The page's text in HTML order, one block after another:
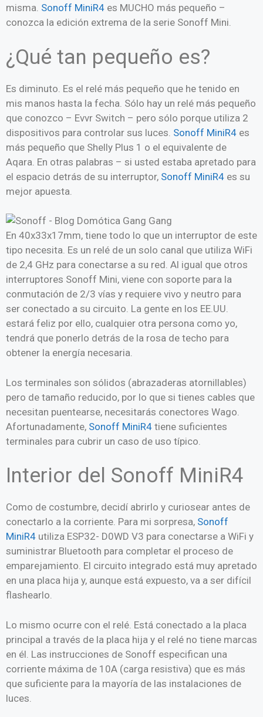
misma. Sonoff MiniR4 es MUCHO más pequeño –
conozca la edición extrema de la serie Sonoff Mini.
¿Qué tan pequeño es?
Es diminuto. Es el relé más pequeño que he tenido en
mis manos hasta la fecha. Sólo hay un relé más pequeño
que conozco – Evvr Switch – pero sólo porque utiliza 2
dispositivos para controlar sus luces. Sonoff MiniR4 es
más pequeño que Shelly Plus 1 o el equivalente de
Aqara. En otras palabras – si usted estaba apretado para
el espacio detrás de su interruptor, Sonoff MiniR4 es su
mejor apuesta.
En 40x33x17mm, tiene todo lo que un interruptor de este
tipo necesita. Es un relé de un solo canal que utiliza WiFi
de 2,4 GHz para conectarse a su red. Al igual que otros
interruptores Sonoff Mini, viene con soporte para la
conmutación de 2/3 vías y requiere vivo y neutro para
ser conectado a su circuito. La gente en los EE.UU.
estará feliz por ello, cualquier otra persona como yo,
tendrá que ponerlo detrás de la rosa de techo para
obtener la energía necesaria.
Los terminales son sólidos (abrazaderas atornillables)
pero de tamaño reducido, por lo que si tienes cables que
necesitan puentearse, necesitarás conectores Wago.
Afortunadamente, Sonoff MiniR4 tiene suficientes
terminales para cubrir un caso de uso típico.
Interior del Sonoff MiniR4
Como de costumbre, decidí abrirlo y curiosear antes de
conectarlo a la corriente. Para mi sorpresa, Sonoff
MiniR4 utiliza ESP32- D0WD V3 para conectarse a WiFi y
suministrar Bluetooth para completar el proceso de
emparejamiento. El circuito integrado está muy apretado
en una placa hija y, aunque está expuesto, va a ser difícil
flashearlo.
Lo mismo ocurre con el relé. Está conectado a la placa
principal a través de la placa hija y el relé no tiene marcas
en él. Las instrucciones de Sonoff especifican una
corriente máxima de 10A (carga resistiva) que es más
que suficiente para la mayoría de las instalaciones de
luces.